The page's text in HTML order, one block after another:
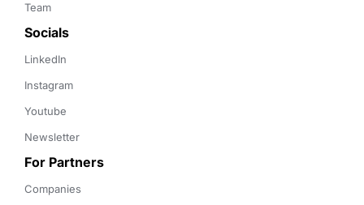
Team
Socials
LinkedIn
Instagram
Youtube
Newsletter
For Partners
Companies